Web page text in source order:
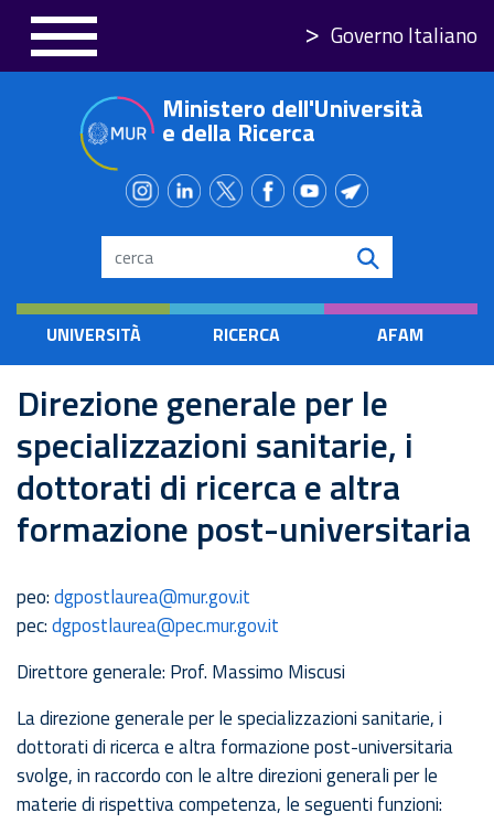
principale
Governo Italiano
Ministero dell'Università
e della Ricerca
Search
UNIVERSITÀ RICERCA AFAM
Direzione generale per le
specializzazioni sanitarie, i
dottorati di ricerca e altra
formazione post-universitaria
peo:dgpostlaurea@mur.gov.it
pec:dgpostlaurea@pec.mur.gov.it
Direttore generale: Prof. Massimo Miscusi
La direzione generale per le specializzazioni sanitarie, i
dottorati di ricerca e altra formazione post-universitaria
svolge, in raccordo con le altre direzioni generali per le
materie di rispettiva competenza, le seguenti funzioni: